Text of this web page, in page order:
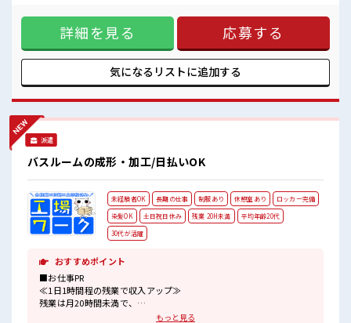
服装の悩み解消♪ ≪初めての仕事だけど自分にもできそう≫
新しいことにチャレンジするのは不安だけど、 しっかり働く
環境が整っています！ イチからスキルUP・ステップUP目指
していきましょう！ ≪収入アップを目指せる≫ 高時給だらけ
の派遣のお仕事です！ ■職場の雰囲気 派手すぎなければ多少
のヘアカラーもOKなのはウレシイPoint☆ 休憩室で楽しくラ
詳細を見る 応募する
気になるリストに追加する
派遣
バスルームの成形・加工/日払いOK
未経験者OK 長期の仕事 制服あり 休憩室あり
ロッカー完備
染髪OK
土日祝日休み 残業 20H未満
平均年齢20代
30代が活躍
おすすめポイント
■お仕事PR
≪1日1時間程の残業で収入アップ≫
残業は月20時間未満で、
もっと見る